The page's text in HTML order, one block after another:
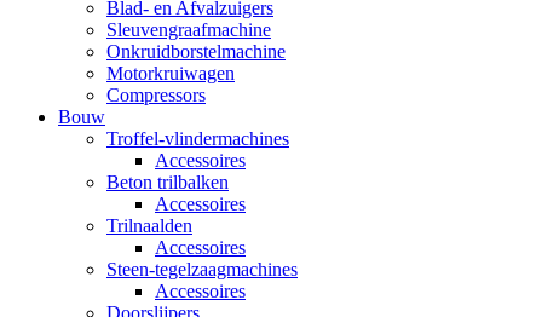
Blad- en Afvalzuigers
Sleuvengraafmachine
Onkruidborstelmachine
Motorkruiwagen
Compressors
Bouw
Troffel-vlindermachines
Accessoires
Beton trilbalken
Accessoires
Trilnaalden
Accessoires
Steen-tegelzaagmachines
Accessoires
Doorslijpers